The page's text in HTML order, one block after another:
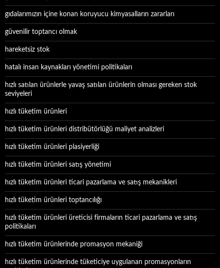
gıdalarımızın içine konan koruyucu kimyasalların zararları
güvenilir toptancı olmak
hareketsiz stok
hatalı insan kaynakları yönetimi politikaları
hızlı satılan ürünlerle yavaş satılan ürünlerin olması gereken stok
seviyeleri
hızlı tüketim ürünleri
hızlı tüketim ürünleri distribütörlüğü maliyet analizleri
hızlı tüketim ürünleri plasiyerliği
hızlı tüketim ürünleri satış yönetimi
hızlı tüketim ürünleri ticari pazarlama ve satış mekanikleri
hızlı tüketim ürünleri toptancılığı
hızlı tüketim ürünleri üreticisi firmaların ticari pazarlama ve satış
politikaları
hızlı tüketim ürünlerinde promasyon mekaniği
hızlı tüketim ürünlerinde tüketiciye uygulanan promasyonların